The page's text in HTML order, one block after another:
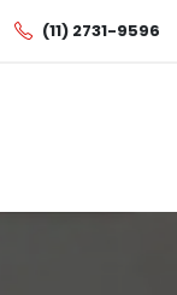
(11) 2731-9596